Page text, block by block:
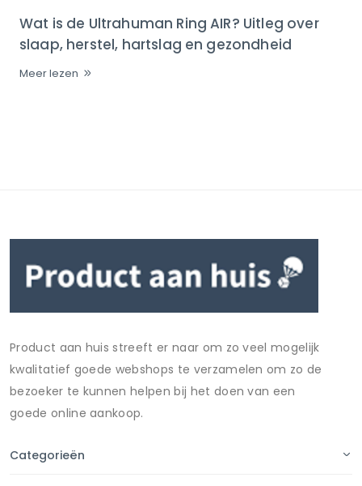
Wat is de Ultrahuman Ring AIR? Uitleg over
slaap, herstel, hartslag en gezondheid
Meer lezen
Product aan huis streeft er naar om zo veel mogelijk
kwalitatief goede webshops te verzamelen om zo de
bezoeker te kunnen helpen bij het doen van een
goede online aankoop.
Categorieën